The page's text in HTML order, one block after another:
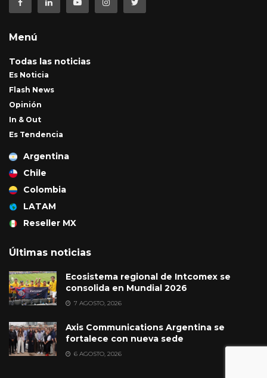
Menú
Todas las noticias
Es Noticia
Flash News
Opinión
In & Out
Es Tendencia
Argentina
Chile
Colombia
LATAM
Reseller MX
Últimas noticias
Ecosistema regional de Intcomex se
consolida en Mundial 2026
7 AGOSTO, 2026
Axis Communications Argentina se
fortalece con nueva sede
6 AGOSTO, 2026